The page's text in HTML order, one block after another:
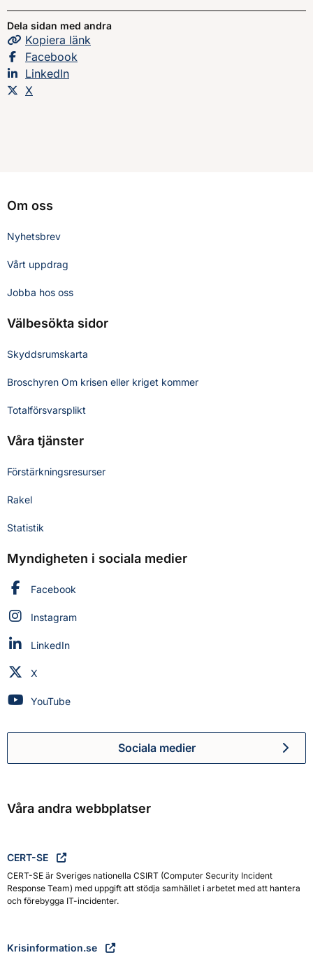
Dela sidan med andra
Kopiera sidans
länk
Dela sidan på
Facebook
Dela sidan på
LinkedIn
Dela sidan på
X
Om oss
Nyhetsbrev
Vårt uppdrag
Jobba hos oss
Välbesökta sidor
Skyddsrumskarta
Broschyren Om krisen eller kriget kommer
Totalförsvarsplikt
Våra tjänster
Förstärkningsresurser
Rakel
Statistik
Myndigheten i sociala medier
Myndigheten för civilt försvar på
Facebook
Myndigheten för civilt försvar på
Instagram
Myndigheten för civilt försvar på
LinkedIn
Myndigheten för civilt försvar på
X
Myndigheten för civilt försvar på
YouTube
Myndigheten för civilt
Sociala medier
Våra andra webbplatser
CERT-SE
CERT-SE är Sveriges nationella CSIRT (Computer Security Incident
Response Team) med uppgift att stödja samhället i arbetet med att hantera
och förebygga IT-incidenter.
Krisinformation.se